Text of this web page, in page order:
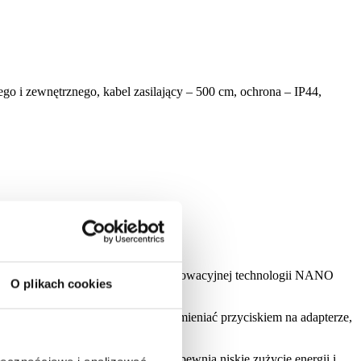
O plikach cookies
i zewnętrznego, kabel zasilający – 500 cm, ochrona – IP44,
stylowy klimat. Dzięki innowacyjnej technologii NANO
wygląd.
które możesz dowolnie zmieniać przyciskiem na adapterze,